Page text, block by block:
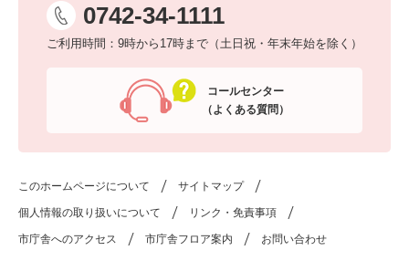
0742-34-1111
ご利用時間：9時から17時まで（土日祝・年末年始を除く）
コールセンター
（よくある質問）
このホームページについて サイトマップ
個人情報の取り扱いについて リンク・免責事項
市庁舎へのアクセス 市庁舎フロア案内 お問い合わせ